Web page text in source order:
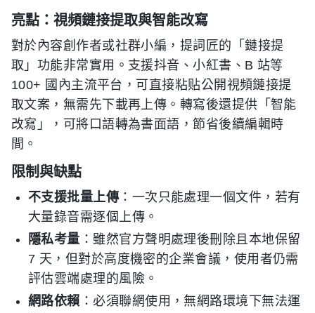
亮點：視頻鏈接提取與智能改寫
對於內容創作者或社群小編，提詞匠的「鏈接提
取」功能非常實用。支援抖音、小紅書、B 站等
100+ 國內主流平台，可直接粘贴公開視頻鏈接提
取文案，無需先下載再上傳。轉寫後還提供「智能
改寫」，可將口語轉為書面語，節省後續編輯時
間。
限制與缺點
不支援批量上傳 ：一次只能處理一個文件，若有
大量錄音需逐個上傳。
隱私考量 ：雖然官方聲明處理後刪除且本地保留
7 天，但對於高度機密的企業會議，使用者仍需
評估雲端處理的風險。
網路依賴 ：必須聯網使用，無網路環境下無法運